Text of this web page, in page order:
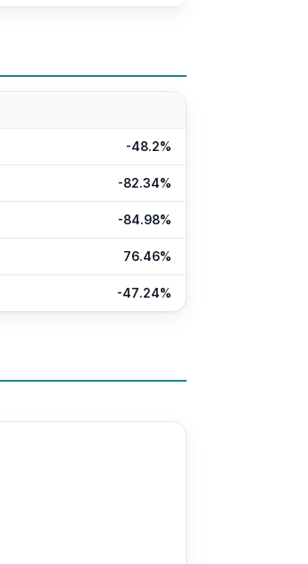
-48.2%
-82.34%
-84.98%
76.46%
-47.24%